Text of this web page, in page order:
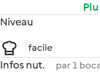
Niveau
facile
Infos nut. par 1